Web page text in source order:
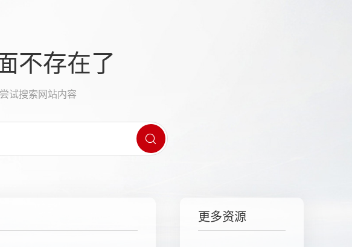
不存在了
试搜索网站内容
更多资源